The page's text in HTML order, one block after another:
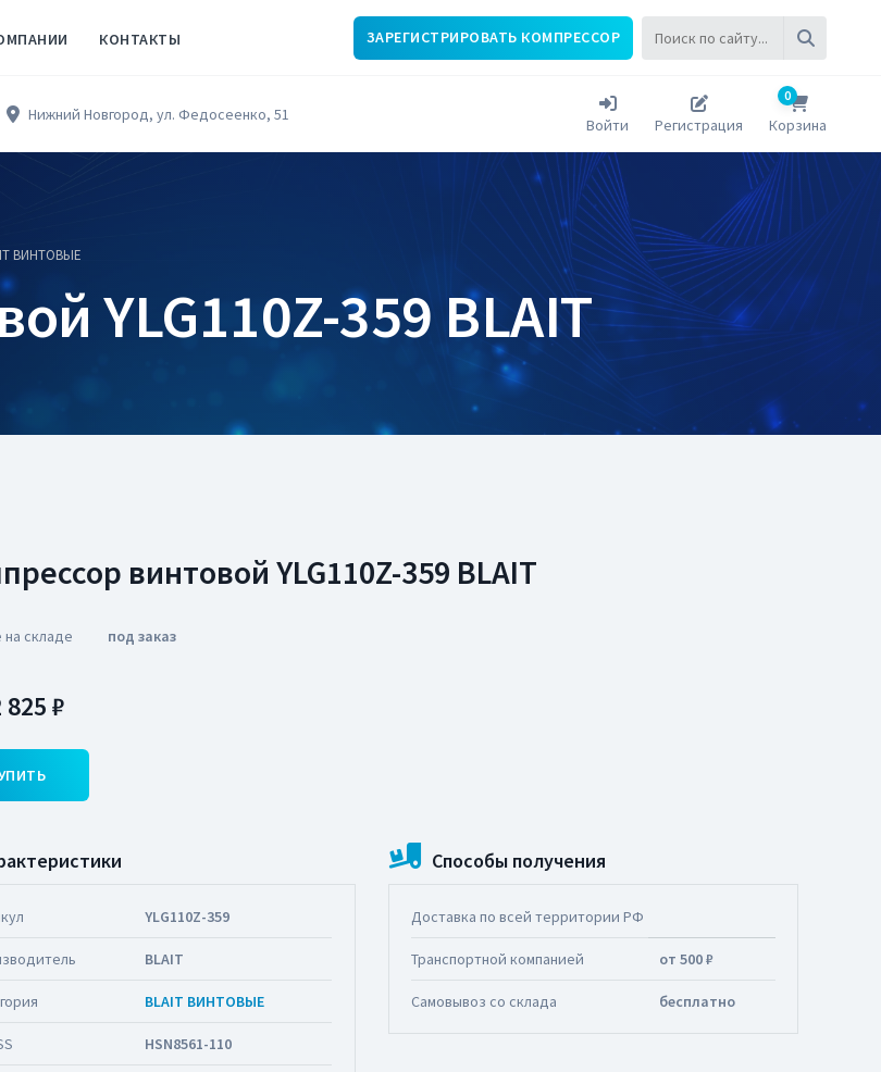
КОНТАКТЫ ЗАРЕГИСТРИРОВАТЬ КОМПРЕССОР
Нижний Новгород, ул. Федосеенко, 51
Войти Регистрация
0
Корзина
ВИНТОВЫЕ
YLG110Z-359 BLAIT
винтовой YLG110Z-359 BLAIT
на складе под заказ
825 ₽
YLG110Z-359
BLAIT
BLAIT ВИНТОВЫЕ
HSN8561-110
Способы получения
Доставка по всей территории РФ
Транспортной компанией от 500 ₽
Самовывоз со склада бесплатно